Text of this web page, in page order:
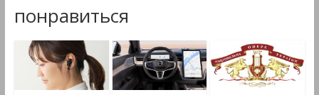
понравиться